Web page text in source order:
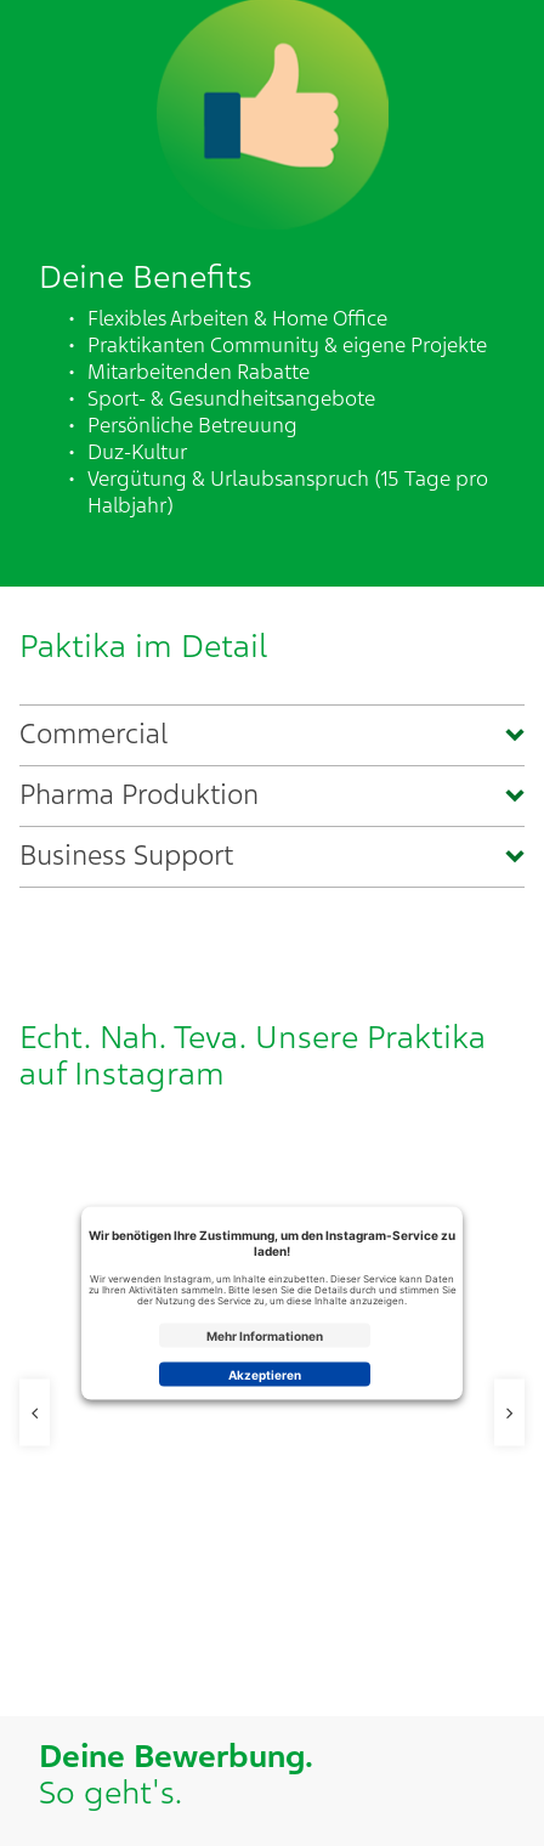
Deine Benefits​
Flexibles Arbeiten & Home Office​
Praktikanten Community & eigene Projekte​
Mitarbeitenden Rabatte​
Sport- & Gesundheitsangebote​
Persönliche Betreuung​
Duz-Kultur​
Vergütung & Urlaubsanspruch (15 Tage pro
Halbjahr)​
Paktika im Detail
Commercial
Pharma Produktion
Business Support
Echt. Nah. Teva. Unsere Praktika
auf Instagram ​
Wir benötigen Ihre Zustimmung, um den Instagram-Service zu
laden!
Wir verwenden Instagram, um Inhalte einzubetten. Dieser Service kann Daten
zu Ihren Aktivitäten sammeln. Bitte lesen Sie die Details durch und stimmen Sie
der Nutzung des Service zu, um diese Inhalte anzuzeigen.
Mehr Informationen
Akzeptieren
Deine Bewerbung.​
So geht's.​